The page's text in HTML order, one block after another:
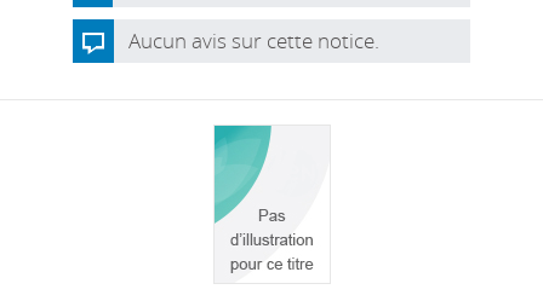
Aucun avis sur cette notice.